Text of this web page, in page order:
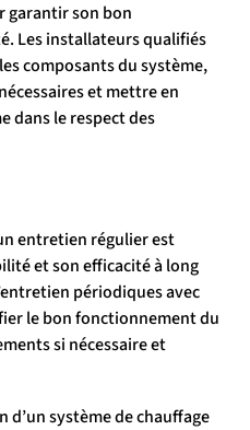
garantir son bon
Les installateurs qualifiés
composants du système,
et mettre en
dans le respect des
entretien régulier est
et son efficacité à long
périodiques avec
le bon fonctionnement du
si nécessaire et
d’un système de chauffage